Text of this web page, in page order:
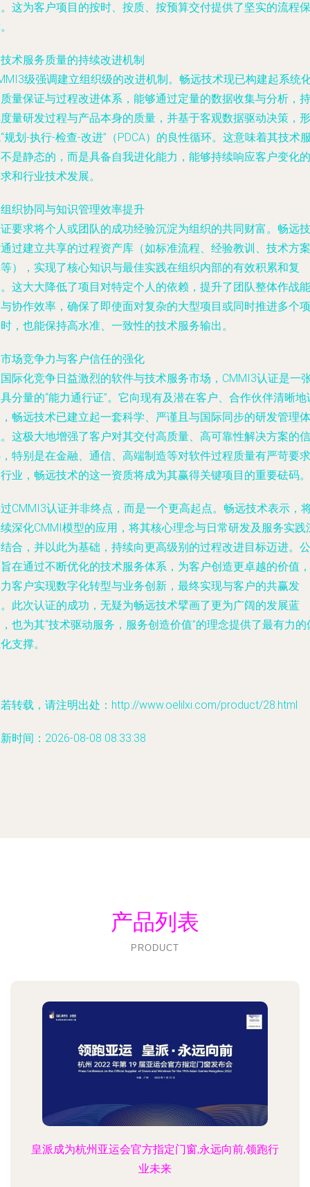
这为客户项目的按时、按质、按预算交付提供了坚实的流程保
术服务质量的持续改进机制
级强调建立组织级的改进机制。畅远技术现已构建起系统
量保证与过程改进体系，能够通过定量的数据收集与分析，持
量研发过程与产品本身的质量，并基于客观数据驱动决策，形
规划-执行-检查-改进”（PDCA）的良性循环。这意味着其技术
是静态的，而是具备自我进化能力，能够持续响应客户变化的
和行业技术发展。
织协同与知识管理效率提升
要求将个人或团队的成功经验沉淀为组织的共同财富。畅远技
过建立共享的过程资产库（如标准流程、经验教训、技术方案
），实现了核心知识与最佳实践在组织内部的有效积累和复
这大大降低了项目对特定个人的依赖，提升了团队整体作战能
协作效率，确保了即使面对复杂的大型项目或同时推进多个项
，也能保持高水准、一致性的技术服务输出。
场竞争力与客户信任的强化
际化竞争日益激烈的软件与技术服务市场，CMMI3认证是一
分量的“能力通行证”。它向现有及潜在客户、合作伙伴清晰地
畅远技术已建立起一套科学、严谨且与国际同步的研发管理体
这极大地增强了客户对其交付高质量、高可靠性解决方案的信
特别是在金融、通信、高端制造等对软件过程质量有严苛要求
业，畅远技术的这一资质将成为其赢得关键项目的重要砝码。
CMMI3认证并非终点，而是一个更高起点。畅远技术表示，
深化CMMI模型的应用，将其核心理念与日常研发及服务实践
合，并以此为基础，持续向更高级别的过程改进目标迈进。公
在通过不断优化的技术服务体系，为客户创造更卓越的价值，
客户实现数字化转型与业务创新，最终实现与客户的共赢发
此次认证的成功，无疑为畅远技术擘画了更为广阔的发展蓝
也为其“技术驱动服务，服务创造价值”的理念提供了最有力的
支撑。
转载，请注明出处：http://www.oelilxi.com/product/28.html
时间：2026-08-08 08:33:38
产品列表
PRODUCT
皇派成为杭州亚运会官方指定门窗,永远向前,领跑行
业未来